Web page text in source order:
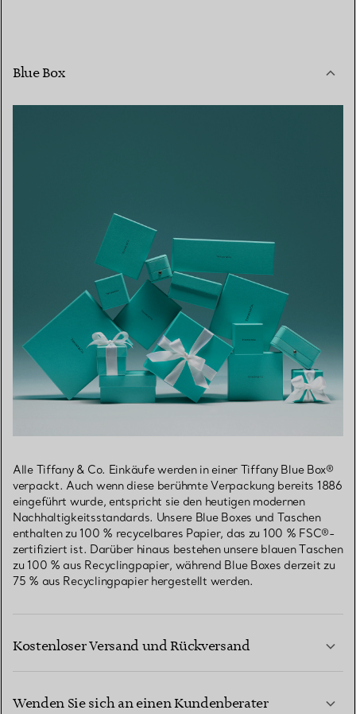
Blue Box
Alle Tiffany & Co. Einkäufe werden in einer Tiffany Blue Box®
verpackt. Auch wenn diese berühmte Verpackung bereits 1886
eingeführt wurde, entspricht sie den heutigen modernen
Nachhaltigkeitsstandards. Unsere Blue Boxes und Taschen
enthalten zu 100 % recycelbares Papier, das zu 100 % FSC®-
zertifiziert ist. Darüber hinaus bestehen unsere blauen Taschen
zu 100 % aus Recyclingpapier, während Blue Boxes derzeit zu
75 % aus Recyclingpapier hergestellt werden.
Kostenloser Versand und Rückversand
Wenden Sie sich an einen Kundenberater